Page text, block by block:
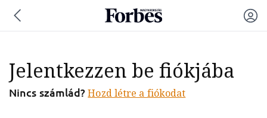
Jelentkezzen be fiókjába
Nincs számlád?Hozd létre a fiókodat